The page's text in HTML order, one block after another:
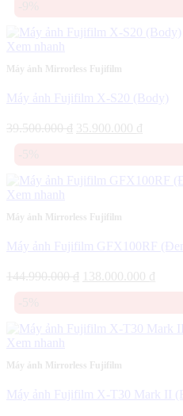
Xem nhanh
Máy ảnh Mirrorless Fujifilm
Máy ảnh Fujifilm X-S20 (Body)
39.500.000₫ Giá
35.900.000 ₫
Xem nhanh
Máy ảnh Mirrorless Fujifilm
Máy ảnh Fujifilm GFX100RF
144.990.000₫
Giá
138.000.000 ₫
Xem nhanh
Máy ảnh Mirrorless Fujifilm
Máy ảnh Fujifilm X-T30 Mark II